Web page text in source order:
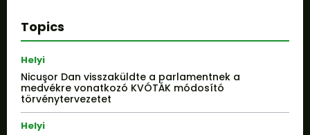
Topics
Helyi
Nicuşor Dan visszaküldte a parlamentnek a
medvékre vonatkozó KVÓTÁK módosító
törvénytervezetet
Helyi